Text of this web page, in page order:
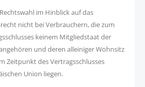
im Hinblick auf das
nicht bei Verbrauchern, die zum
keinem Mitgliedstaat der
und deren alleiniger Wohnsitz
Zeitpunkt des Vertragsschlusses
Union liegen.